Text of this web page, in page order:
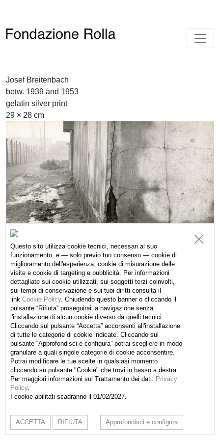
Josef Breitenbach
betw. 1939 and 1953
gelatin silver print
29 × 28 cm
Fondazione Rolla - Kindergartenla Stráda Végia (ex via
Municipio), 6837 Bruzella, Switzerland t. +41 77 4740549
Questo sito utilizza cookie tecnici, necessari al suo
funzionamento, e — solo previo tuo consenso — cookie di
miglioramento dell'esperienza, cookie di misurazione delle
visite e cookie di targeting e pubblicità. Per informazioni
dettagliate sui cookie utilizzati, sui soggetti terzi coinvolti,
sui tempi di conservazione e sui tuoi diritti consulta il
link Cookie Policy. Chiudendo questo banner o cliccando il
pulsante “Rifiuta” proseguirai la navigazione senza
l'installazione di alcun cookie diverso da quelli tecnici.
Cliccando sul pulsante “Accetta” acconsenti all'installazione
di tutte le categorie di cookie indicate. Cliccando sul
pulsante “Approfondisci e configura” potrai scegliere in modo
granulare a quali singole categorie di cookie acconsentire.
Potrai modificare le tue scelte in qualsiasi momento
cliccando su pulsante "Cookie" che trovi in basso a destra.
Per maggiori informazioni sul Trattamento dei dati: Privacy
Policy.
I cookie abilitati scadranno il 01/02/2027.
ACCETTA RIFIUTA Approfondisci e configura